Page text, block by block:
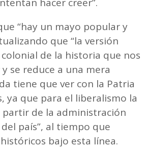
“hay un mayo popular y
que “la versión
de la historia que nos
se reduce a una mera
tiene que ver con la Patria
ya que para el liberalismo la
partir de la administración
país”, al tiempo que
bajo esta línea.